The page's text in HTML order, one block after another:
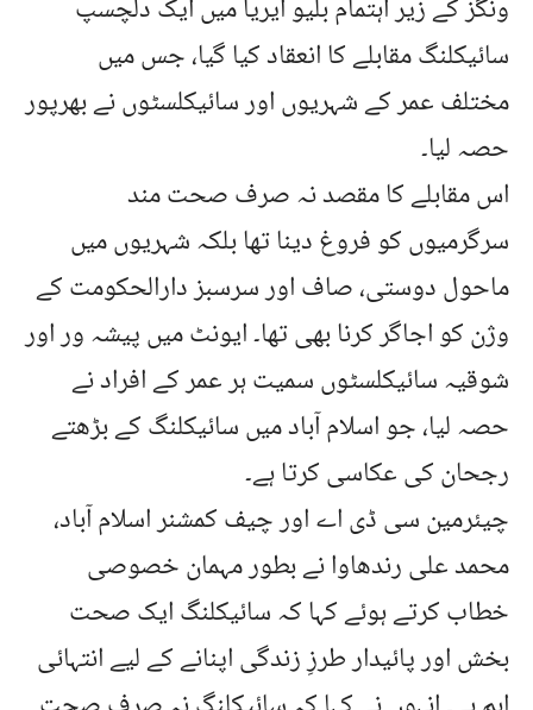
ونگز کے زیر اہتمام بلیو ایریا میں ایک دلچسپ
سائیکلنگ مقابلے کا انعقاد کیا گیا، جس میں
مختلف عمر کے شہریوں اور سائیکلسٹوں نے بھرپور
حصہ لیا۔
اس مقابلے کا مقصد نہ صرف صحت مند
سرگرمیوں کو فروغ دینا تھا بلکہ شہریوں میں
ماحول دوستی، صاف اور سرسبز دارالحکومت کے
وژن کو اجاگر کرنا بھی تھا۔ ایونٹ میں پیشہ ور اور
شوقیہ سائیکلسٹوں سمیت ہر عمر کے افراد نے
حصہ لیا، جو اسلام آباد میں سائیکلنگ کے بڑھتے
رجحان کی عکاسی کرتا ہے۔
چیئرمین سی ڈی اے اور چیف کمشنر اسلام آباد،
محمد علی رندھاوا نے بطور مہمان خصوصی
خطاب کرتے ہوئے کہا کہ سائیکلنگ ایک صحت
بخش اور پائیدار طرزِ زندگی اپنانے کے لیے انتہائی